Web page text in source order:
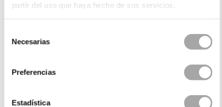
partir del uso que haya hecho de sus servicios.
Necesarias
Preferencias
Estadística